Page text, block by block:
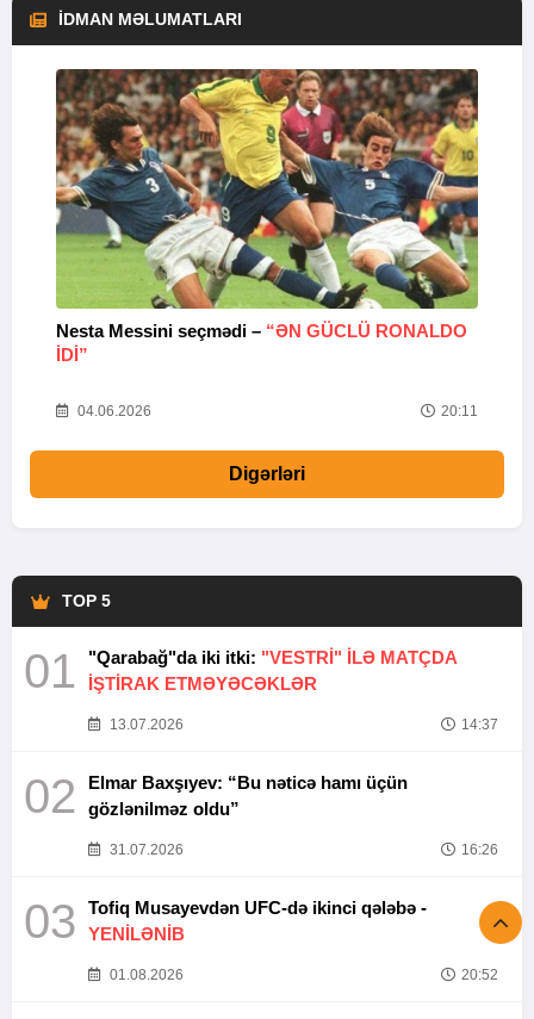
İDMAN MƏLUMATLARI
Nesta Messini seçmədi – “ƏN GÜCLÜ RONALDO
IDI”
04.06.2026 20:11
Digərləri
TOP 5
01 "Qarabağ"da iki itki: "VESTRİ" İLƏ MATÇDA
İŞTİRAK ETMƏYƏCƏKLƏR
13.07.2026 14:37
02
Elmar Baxşıyev: “Bu nəticə hamı üçün
gözlənilməz oldu”
31.07.2026 16:26
03
Tofiq Musayevdən UFC-də ikinci qələbə -
YENİLƏNİB
01.08.2026 20:52